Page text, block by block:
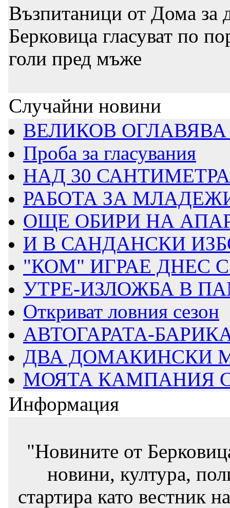
Възпитаници от Дома за
Берковица гласуват по
голи пред мъже
Случайни новини
ВЕЛИКОВ
Проба за гласувания
НАД 30
РАБОТА ЗА
ОЩЕ ОБИРИ НА
И В САНДАНСКИ
"КОМ" ИГРАЕ ДНЕС
УТРЕ-ИЗЛОЖБА В
Откриват ловния сезон
АВТОГАРАТА-
ДВА ДОМАКИНСКИ
МОЯТА КАМПАНИЯ
Информация
"Новините от
новини, култура,
стартира като вестник